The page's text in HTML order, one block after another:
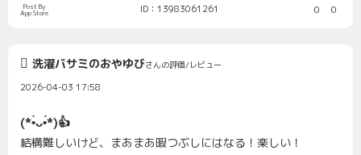
Post By
App Store ID：13983061261 0 0
洗濯バサミのおやゆびさんの評価/レビュー
2026-04-03 17:58
(*•̀ᴗ•́*)👍
結構難しいけど、まあまあ暇つぶしにはなる！楽しい！